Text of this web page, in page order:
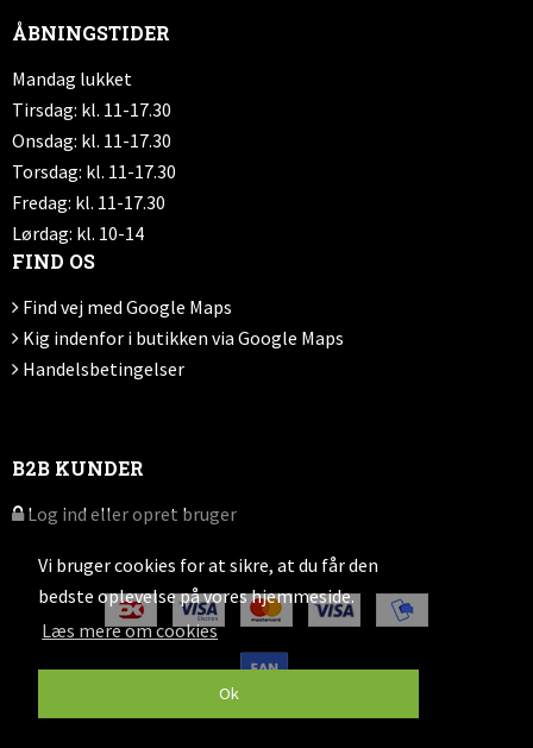
Vi bruger cookies for at sikre, at du får den
bedste oplevelse på vores hjemmeside.
Læs mere om cookies
Ok
ÅBNINGSTIDER
Mandag lukket
Tirsdag: kl. 11-17.30
Onsdag: kl. 11-17.30
Torsdag: kl. 11-17.30
Fredag: kl. 11-17.30
Lørdag: kl. 10-14
FIND OS
Find vej med Google Maps
Kig indenfor i butikken via Google Maps
Handelsbetingelser
B2B KUNDER
Log ind eller opret bruger